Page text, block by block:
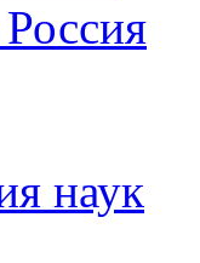
наук